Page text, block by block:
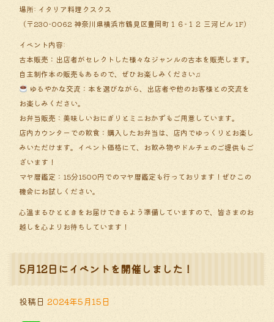
場所: イタリア料理クスクス
（〒230-0062 神奈川県横浜市鶴見区豊岡町１６−１２ 三河ビル 1F）
イベント内容:
古本販売：出店者がセレクトした様々なジャンルの古本を販売します。
自主制作本の販売もあるので、ぜひお楽しみください♫
ゆるやかな交流：本を選びながら、出店者や他のお客様との交流を
お楽しみください。
お弁当販売：美味しいおにぎりとミニおかずもご用意しています。
店内カウンターでの飲食：購入したお弁当は、店内でゆっくりとお楽し
みいただけます。イベント価格にて、お飲み物やドルチェのご提供もご
ざいます！
マヤ暦鑑定：15分1500円でのマヤ暦鑑定も行っております！ぜひこの
機会にお試しください。
心温まるひとときをお届けできるよう準備していますので、皆さまのお
越しを心よりお待ちしています！
5月12日にイベントを開催しました！
投稿日 2024年5月15日